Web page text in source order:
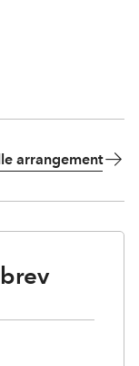
arrangement